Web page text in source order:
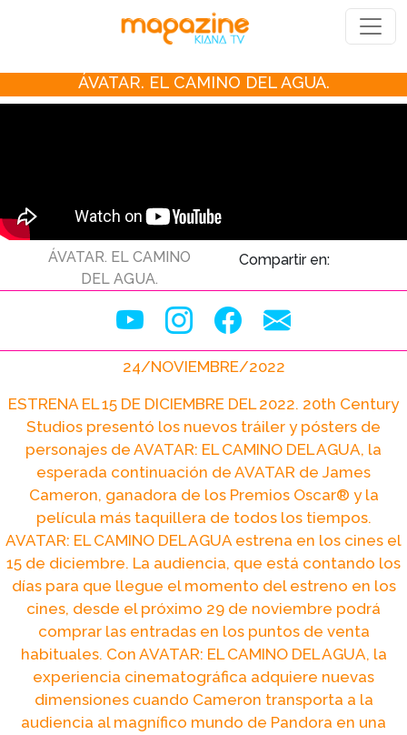
ÁVATAR. EL CAMINO DEL AGUA.
ÁVATAR. EL CAMINO
DEL AGUA.
Compartir en:
24/NOVIEMBRE/2022
ESTRENA EL 15 DE DICIEMBRE DEL 2022. 20th Century
Studios presentó los nuevos tráiler y pósters de
personajes de AVATAR: EL CAMINO DEL AGUA, la
esperada continuación de AVATAR de James
Cameron, ganadora de los Premios Oscar® y la
película más taquillera de todos los tiempos.
AVATAR: EL CAMINO DEL AGUA estrena en los cines el
15 de diciembre. La audiencia, que está contando los
días para que llegue el momento del estreno en los
cines, desde el próximo 29 de noviembre podrá
comprar las entradas en los puntos de venta
habituales. Con AVATAR: EL CAMINO DEL AGUA, la
experiencia cinematográfica adquiere nuevas
dimensiones cuando Cameron transporta a la
audiencia al magnífico mundo de Pandora en una